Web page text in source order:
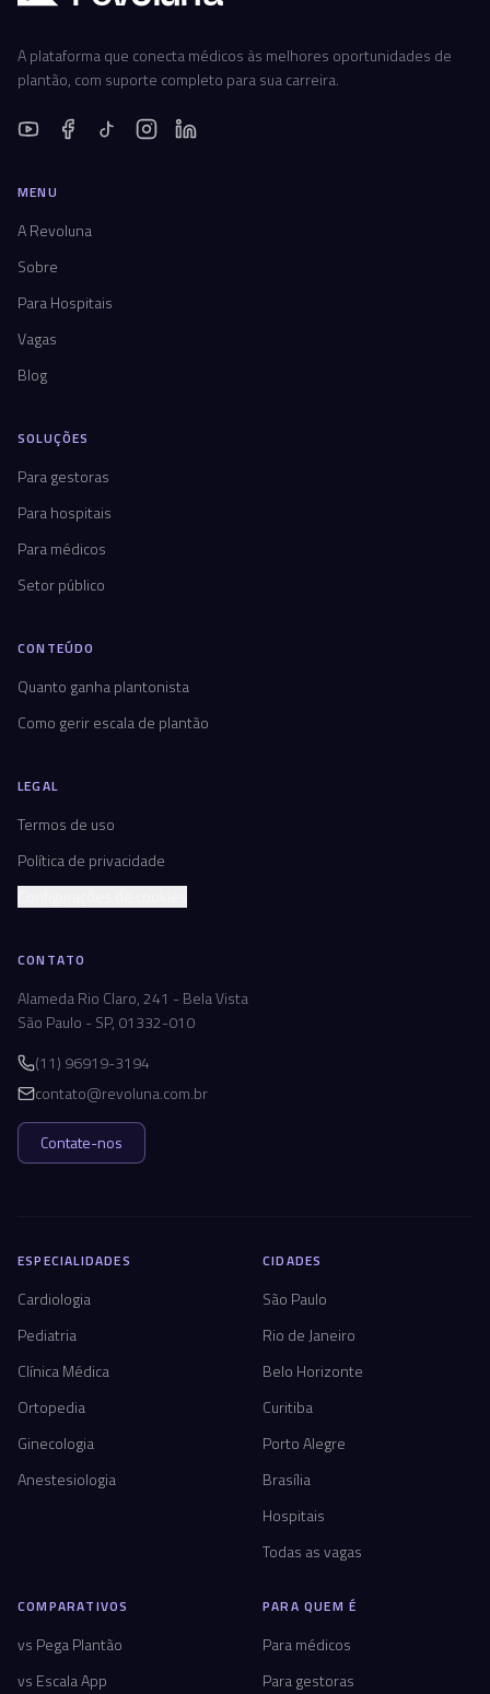
A plataforma que conecta médicos às melhores oportunidades de
plantão, com suporte completo para sua carreira.
MENU
A Revoluna
Sobre
Para Hospitais
Vagas
Blog
SOLUÇÕES
Para gestoras
Para hospitais
Para médicos
Setor público
CONTEÚDO
Quanto ganha plantonista
Como gerir escala de plantão
LEGAL
Termos de uso
Política de privacidade
CONTATO
Alameda Rio Claro, 241 - Bela Vista
São Paulo - SP, 01332-010
(11) 96919-3194
contato@revoluna.com.br
Contate-nos
ESPECIALIDADES
Cardiologia
Pediatria
Clínica Médica
Ortopedia
Ginecologia
Anestesiologia
CIDADES
São Paulo
Rio de Janeiro
Belo Horizonte
Curitiba
Porto Alegre
Brasília
Hospitais
Todas as vagas
COMPARATIVOS
vs Pega Plantão
vs Escala App
PARA QUEM É
Para médicos
Para gestoras